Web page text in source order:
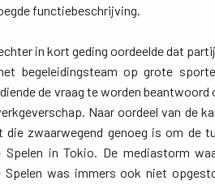
functiebeschrijving.
in kort geding oordeelde dat
begeleidingsteam op grote
de vraag te worden
Naar oordeel van de
die zwaarwegend genoeg is om de
Spelen in Tokio. De mediastorm
Spelen was immers ook niet